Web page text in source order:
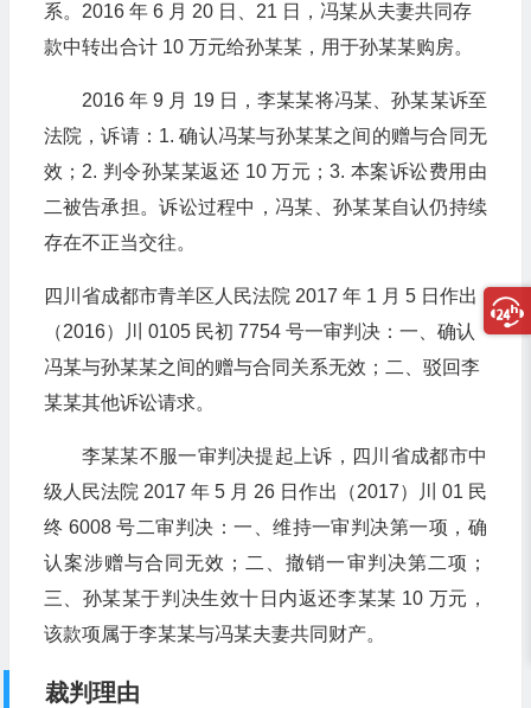
系。2016 年 6 月 20 日、21 日，冯某从夫妻共同存
款中转出合计 10 万元给孙某某，用于孙某某购房。
2016 年 9 月 19 日，李某某将冯某、孙某某诉至
法院，诉请：1. 确认冯某与孙某某之间的赠与合同无
效；2. 判令孙某某返还 10 万元；3. 本案诉讼费用由
二被告承担。诉讼过程中，冯某、孙某某自认仍持续
存在不正当交往。
四川省成都市青羊区人民法院 2017 年 1 月 5 日作出
（2016）川 0105 民初 7754 号一审判决：一、确认
冯某与孙某某之间的赠与合同关系无效；二、驳回李
某某其他诉讼请求。
李某某不服一审判决提起上诉，四川省成都市中
级人民法院 2017 年 5 月 26 日作出（2017）川 01 民
终 6008 号二审判决：一、维持一审判决第一项，确
认案涉赠与合同无效；二、撤销一审判决第二项；
三、孙某某于判决生效十日内返还李某某 10 万元，
该款项属于李某某与冯某夫妻共同财产。
裁判理由